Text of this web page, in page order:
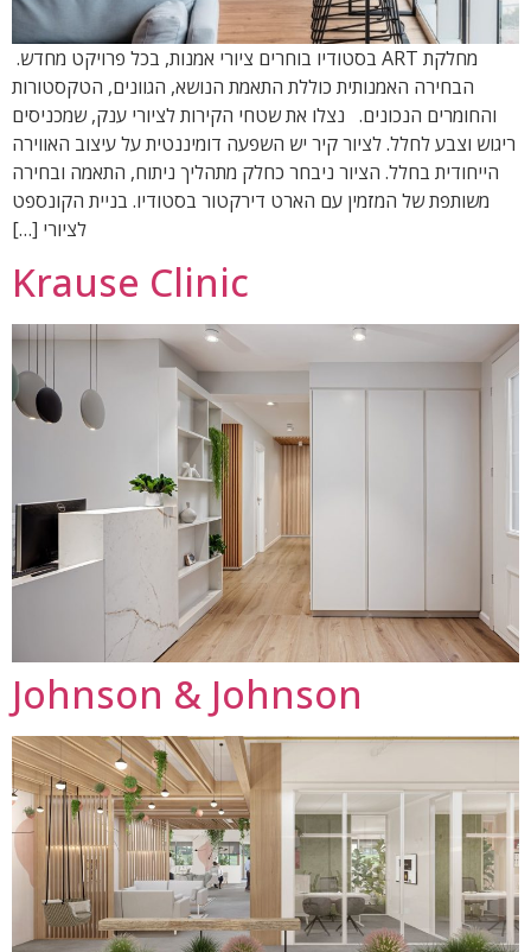
מחלקת ART בסטודיו בוחרים ציורי אמנות, בכל פרויקט מחדש.
הבחירה האמנותית כוללת התאמת הנושא, הגוונים, הטקסטורות
והחומרים הנכונים. נצלו את שטחי הקירות לציורי ענק, שמכניסים
ריגוש וצבע לחלל. לציור קיר יש השפעה דומיננטית על עיצוב האווירה
הייחודית בחלל. הציור ניבחר כחלק מתהליך ניתוח, התאמה ובחירה
משותפת של המזמין עם הארט דירקטור בסטודיו. בניית הקונספט
לציורי […]
Krause Clinic
Johnson & Johnson